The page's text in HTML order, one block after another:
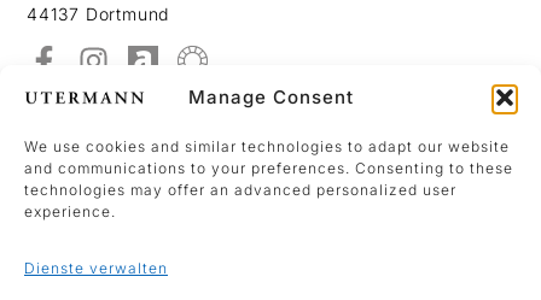
Manage Consent
We use cookies and similar technologies to adapt our website
and communications to your preferences. Consenting to these
technologies may offer an advanced personalized user
experience.
Dienste verwalten
44137 Dortmund
Über Uns
Kontakt
Datenschutzerklärung
Impressum